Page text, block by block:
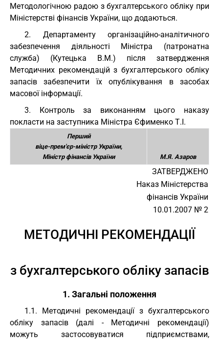
Методологічною радою з бухгалтерського обліку при
Міністерстві фінансів України, що додаються.
2. Департаменту організаційно-аналітичного
забезпечення діяльності Міністра (патронатна
служба) (Кутецька В.М.) після затвердження
Методичних рекомендацій з бухгалтерського обліку
запасів забезпечити їх опублікування в засобах
масової інформації.
3. Контроль за виконанням цього наказу
покласти на заступника Міністра Єфименко Т.І.
Перший
віце-прем'єр-міністр України,
Міністр фінансів України
М.Я. Азаров
ЗАТВЕРДЖЕНО
Наказ Міністерства
фінансів України
10.01.2007 № 2
МЕТОДИЧНІ РЕКОМЕНДАЦІЇ
з бухгалтерського обліку запасів
1. Загальні положення
1.1. Методичні рекомендації з бухгалтерського
обліку запасів (далі - Методичні рекомендації)
можуть застосовуватися підприємствами,